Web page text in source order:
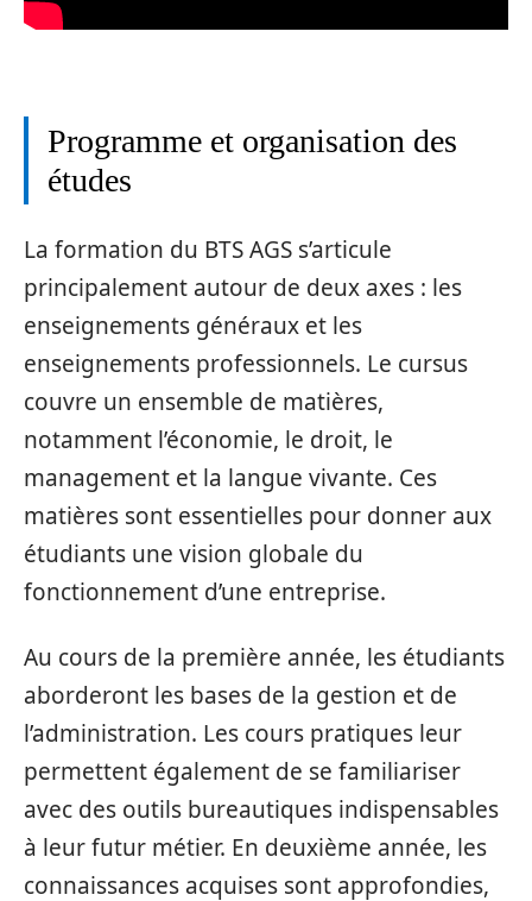
Programme et organisation des
études
La formation du BTS AGS s’articule
principalement autour de deux axes : les
enseignements généraux et les
enseignements professionnels. Le cursus
couvre un ensemble de matières,
notamment l’économie, le droit, le
management et la langue vivante. Ces
matières sont essentielles pour donner aux
étudiants une vision globale du
fonctionnement d’une entreprise.
Au cours de la première année, les étudiants
aborderont les bases de la gestion et de
l’administration. Les cours pratiques leur
permettent également de se familiariser
avec des outils bureautiques indispensables
à leur futur métier. En deuxième année, les
connaissances acquises sont approfondies,